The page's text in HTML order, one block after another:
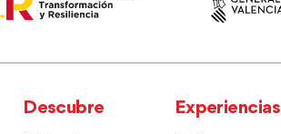
Descubre Experiencias